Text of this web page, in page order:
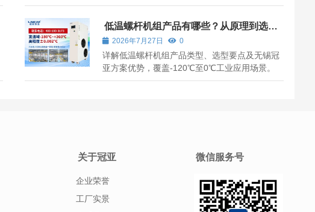
低温螺杆机组产品有哪些？从原理到选型
一文讲清
2026年7月27日 0
详解低温螺杆机组产品类型、选型要点及无锡冠
亚方案优势，覆盖-120℃至0℃工业应用场景。
关于冠亚
企业荣誉
工厂实景
微信服务号